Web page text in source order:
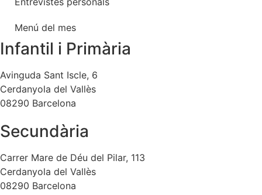
Menú del mes
Infantil i Primària
Avinguda Sant Iscle, 6
Cerdanyola del Vallès
08290 Barcelona
Secundària
Carrer Mare de Déu del Pilar, 113
Cerdanyola del Vallès
08290 Barcelona